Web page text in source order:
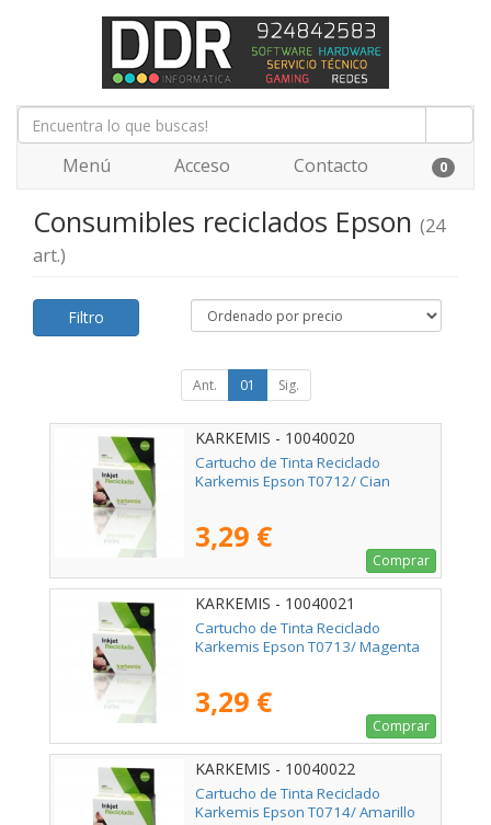
Menú Acceso Contacto 0
Consumibles reciclados Epson (24
art.)
Filtro
Ant. 01 Sig.
KARKEMIS - 10040020
Cartucho de Tinta Reciclado
Karkemis Epson T0712/ Cian
3,29 €
Comprar
KARKEMIS - 10040021
Cartucho de Tinta Reciclado
Karkemis Epson T0713/ Magenta
3,29 €
Comprar
KARKEMIS - 10040022
Cartucho de Tinta Reciclado
Karkemis Epson T0714/ Amarillo